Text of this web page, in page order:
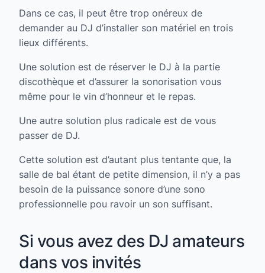
Dans ce cas, il peut être trop onéreux de
demander au DJ d’installer son matériel en trois
lieux différents.
Une solution est de réserver le DJ à la partie
discothèque et d’assurer la sonorisation vous
même pour le vin d’honneur et le repas.
Une autre solution plus radicale est de vous
passer de DJ.
Cette solution est d’autant plus tentante que, la
salle de bal étant de petite dimension, il n’y a pas
besoin de la puissance sonore d’une sono
professionnelle pou ravoir un son suffisant.
Si vous avez des DJ amateurs
dans vos invités